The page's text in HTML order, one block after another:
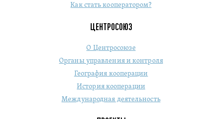
Как стать кооператором?
ЦЕНТРОСОЮЗ
О Центросоюзе
Органы управления и контроля
География кооперации
История кооперации
Международная деятельность